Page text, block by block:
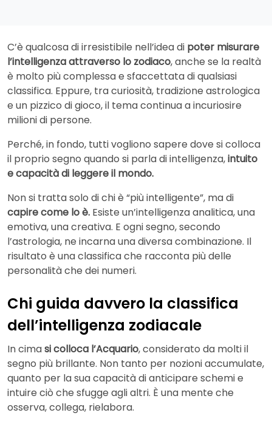
C’è qualcosa di irresistibile nell’idea di poter misurare
l’intelligenza attraverso lo zodiaco, anche se la realtà
è molto più complessa e sfaccettata di qualsiasi
classifica. Eppure, tra curiosità, tradizione astrologica
e un pizzico di gioco, il tema continua a incuriosire
milioni di persone.
Perché, in fondo, tutti vogliono sapere dove si colloca
il proprio segno quando si parla di intelligenza,intuito
e capacità di leggere il mondo.
Non si tratta solo di chi è “più intelligente”, ma di
capire come lo è. Esiste un’intelligenza analitica, una
emotiva, una creativa. E ogni segno, secondo
l’astrologia, ne incarna una diversa combinazione. Il
risultato è una classifica che racconta più delle
personalità che dei numeri.
Chi guida davvero la classifica
dell’intelligenza zodiacale
In cimasi colloca l’Acquario, considerato da molti il
segno più brillante. Non tanto per nozioni accumulate,
quanto per la sua capacità di anticipare schemi e
intuire ciò che sfugge agli altri. È una mente che
osserva, collega, rielabora.